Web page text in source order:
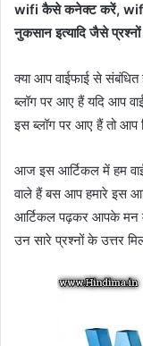
wifi कैसे कनेक्ट करें, wifi
नुकसान इत्यादि जैसे
क्या आप वाईफाई से संबंधित
ब्लॉग पर आए हैं यदि आप
इस ब्लॉग पर आए हैं तो
आज इस आर्टिकल में हम
वाले हैं बस आप हमारे इस
आर्टिकल पढ़कर आपके मन
उन सारे प्रश्नों के उत्तर